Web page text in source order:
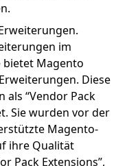
im
Magento
Diese
als “Vendor Pack
Sie wurden vor der
Magento-
ihre Qualität
Pack Extensions”,